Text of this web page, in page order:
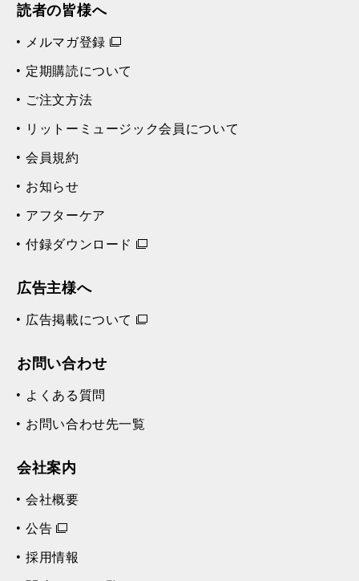
読者の皆様へ
メルマガ登録
定期購読について
ご注文方法
リットーミュージック会員について
会員規約
お知らせ
アフターケア
付録ダウンロード
広告主様へ
広告掲載について
お問い合わせ
よくある質問
お問い合わせ先一覧
会社案内
会社概要
公告
採用情報